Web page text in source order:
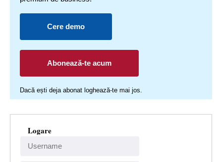
Cere demo
Abonează-te acum
Dacă ești deja abonat loghează-te mai jos.
Logare